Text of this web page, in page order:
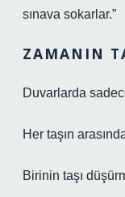
sınava sokarlar.”
ZAMANIN
Duvarlarda
Her taşın
Birinin taşı